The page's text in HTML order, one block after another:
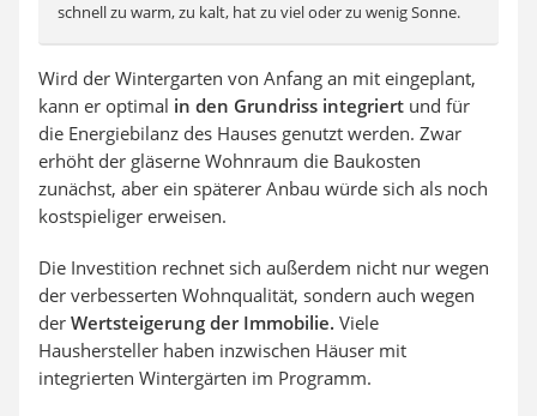
schnell zu warm, zu kalt, hat zu viel oder zu wenig Sonne.
Wird der Wintergarten von Anfang an mit eingeplant,
kann er optimal in den Grundriss integriert und für
die Energiebilanz des Hauses genutzt werden. Zwar
erhöht der gläserne Wohnraum die Baukosten
zunächst, aber ein späterer Anbau würde sich als noch
kostspieliger erweisen.
Die Investition rechnet sich außerdem nicht nur wegen
der verbesserten Wohnqualität, sondern auch wegen
der Wertsteigerung der Immobilie. Viele
Haushersteller haben inzwischen Häuser mit
integrierten Wintergärten im Programm.